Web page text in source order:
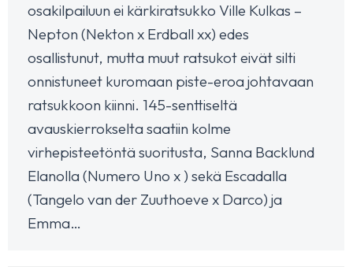
osakilpailuun ei kärkiratsukko Ville Kulkas –
Nepton (Nekton x Erdball xx) edes
osallistunut, mutta muut ratsukot eivät silti
onnistuneet kuromaan piste-eroa johtavaan
ratsukkoon kiinni. 145-senttiseltä
avauskierrokselta saatiin kolme
virhepisteetöntä suoritusta, Sanna Backlund
Elanolla (Numero Uno x ) sekä Escadalla
(Tangelo van der Zuuthoeve x Darco) ja
Emma…